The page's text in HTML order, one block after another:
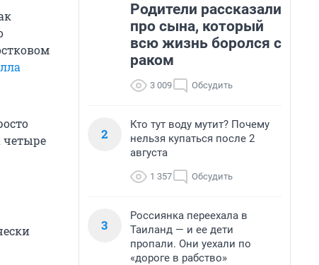
четыре
Родители рассказали
про сына, который
всю жизнь боролся с
раком
3 009 Обсудить
2
Кто тут воду мутит? Почему
нельзя купаться после 2
августа
1 357 Обсудить
3
Россиянка переехала в
Таиланд — и ее дети
пропали. Они уехали по
«дороге в рабство»